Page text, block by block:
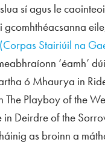
sí agus le
gcomhthéacsanna
(Corpas Stairiúil na
‘éamh’
ó Mhaurya in
The Playboy of the
in Deirdre of the
as broinn a